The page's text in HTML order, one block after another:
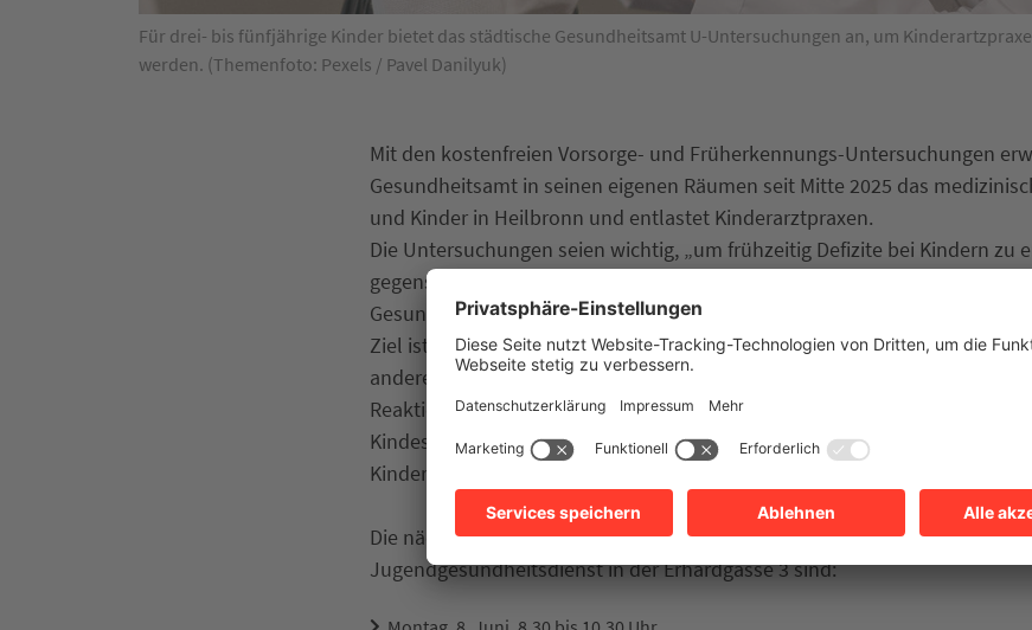
Für drei- bis fünfjährige Kinder bietet das städtische Gesundheitsamt U-Untersuchungen an, um
werden. (Themenfoto: Pexels / Pavel Danilyuk)
Mit den kostenfreien Vorsorge- und Früherkennungs-Untersuchungen
Gesundheitsamt in seinen eigenen Räumen seit Mitte 2025 das
und Kinder in Heilbronn und entlastet Kinderarztpraxen.
Die Untersuchungen seien wichtig, „um frühzeitig Defizite bei Kindern zu
gegensteuern zu können“, erklärt Dr. Anna Katharina Dietz,
Gesundheitsamtes. „Dadurch kann man Kindern zu einem guten Start
Ziel ist es, Förderbedarfe und Anzeichen für mögliche Störungen in den
anderem werden Größe, Gewicht, Sehen, Hören, körperliche und geistige
Reaktionen untersucht. Danach berät die Ärztin, wie Eltern eine gesunde
Kindes fördern und begleiten können. Laut Kinderschutzgesetz sind die
Kinder gesetzlich vorgesehen.
Die nächsten Termine in der Außenstelle des Gesundheitsamtes beim
Jugendgesundheitsdienst in der Erhardgasse 3 sind: